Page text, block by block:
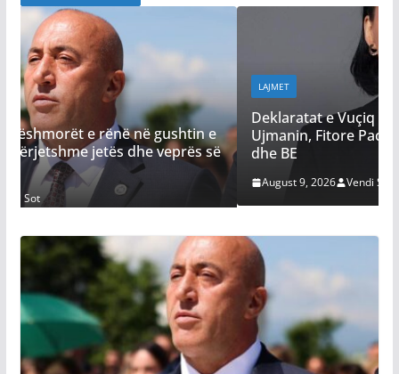
e
së
LAJMET
Deklaratat e Vuçiq për devijimin e Ibrit dhe
Ujmanin, Fitore Pacolli kërkon reagim nga
dhe BE
August 9, 2026